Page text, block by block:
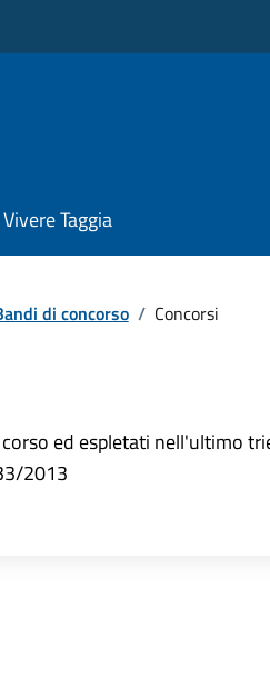
Vivere Taggia
di concorso / Concorsi
ed espletati nell'ultimo
2013